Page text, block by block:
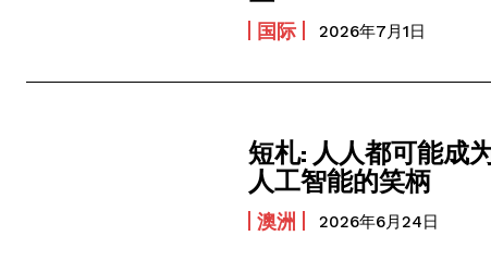
国际 2026年7月1日
短札: 人人都可能成为
人工智能的笑柄
澳洲 2026年6月24日